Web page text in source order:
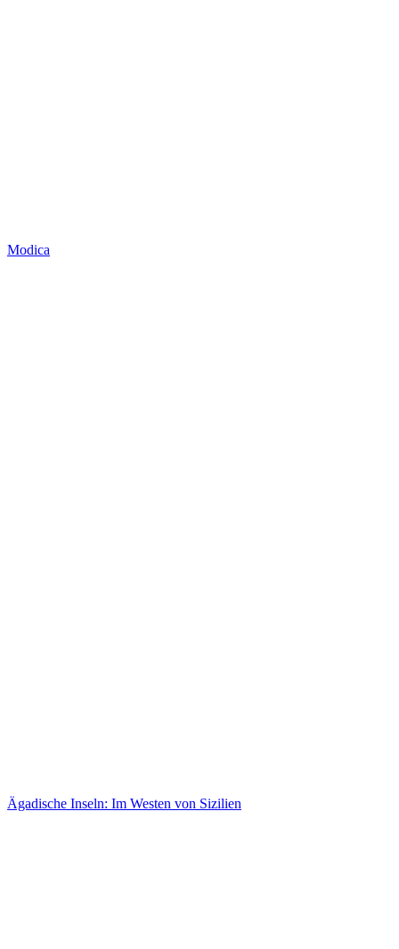
Modica
Ägadische Inseln: Im Westen von Sizilien